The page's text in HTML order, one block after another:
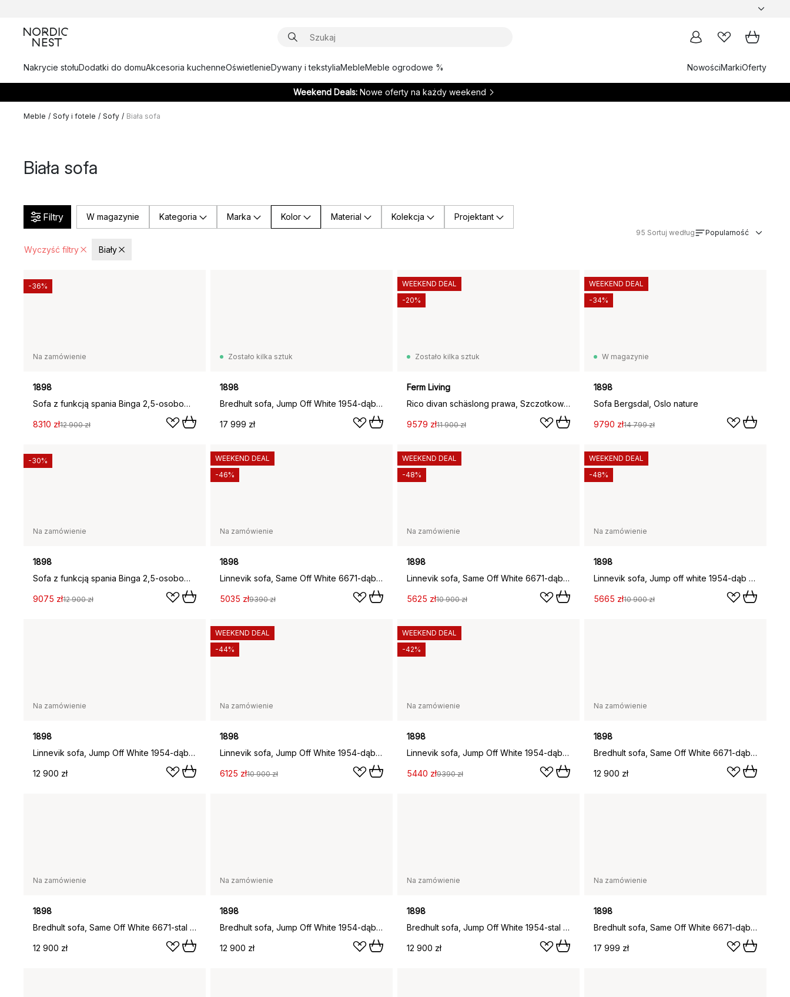
Nakrycie stołuDodatki do domuAkcesoria kuchenneOświetlenieDywany i tekstyliaMebleMeble ogrodowe % NowościMarkiOferty
Weekend Deals: Nowe oferty na każdy weekend
Meble / Sofy i fotele / Sofy / Biała sofa
Biała sofa
Filtry W magazynie Kategoria Marka Kolor Material Kolekcja Projektant
Wyczyść filtry Biały
95 Sortuj według Popularność
Na zamówienie
1898
Sofa z funkcją spania Binga 2,5-osobowa, Same Off White 6671-dąb
8310 zł12 900 zł
-36%
Zostało kilka sztuk
1898
Bredhult sofa, Jump Off White 1954-dąb olejowany na biało, 3-osobowa A2
17 999 zł
Zostało kilka sztuk
Ferm Living
Rico divan schäslong prawa, Szczotkowana złamana biel
9579 zł11 900 zł
WEEKEND DEAL
-20%
W magazynie
1898
Sofa Bergsdal, Oslo nature
9790 zł14 799 zł
WEEKEND DEAL
-34%
Na zamówienie
1898
Sofa z funkcją spania Binga 2,5-osobowa, Jump Off White 1954-dąb
9075 zł12 900 zł
-30%
Na zamówienie
1898
Linnevik sofa, Same Off White 6671-dąb olejowany na biało, 2-osobowa, z falbaną
5035 zł9390 zł
WEEKEND DEAL
-46%
Na zamówienie
1898
Linnevik sofa, Same Off White 6671-dąb olejowany na biało, 3-osobowa
5625 zł10 900 zł
WEEKEND DEAL
-48%
Na zamówienie
1898
Linnevik sofa, Jump off white 1954-dąb olejowany na biało, 3-osobowa, z falbaną
5665 zł10 900 zł
WEEKEND DEAL
-48%
Na zamówienie
1898
Linnevik sofa, Jump Off White 1954-dąb olejowany na biało, 4-osobowa
12 900 zł
Na zamówienie
1898
Linnevik sofa, Jump Off White 1954-dąb olejowany na biało, 3-osobowa
6125 zł10 900 zł
WEEKEND DEAL
-44%
Na zamówienie
1898
Linnevik sofa, Jump Off White 1954-dąb olejowany na biało, 2-osobowa
5440 zł9390 zł
WEEKEND DEAL
-42%
Na zamówienie
1898
Bredhult sofa, Same Off White 6671-dąb olejowany na biało, 3-osobowa
12 900 zł
Na zamówienie
1898
Bredhult sofa, Same Off White 6671-stal czarna, 3-osobowa
12 900 zł
Na zamówienie
1898
Bredhult sofa, Jump Off White 1954-dąb olejowany na biało, 3-osobowa
12 900 zł
Na zamówienie
1898
Bredhult sofa, Jump Off White 1954-stal czarna, 3-osobowa
12 900 zł
Na zamówienie
1898
Bredhult sofa, Same Off White 6671-dąb olejowany na biało, 3-osobowa A1
17 999 zł